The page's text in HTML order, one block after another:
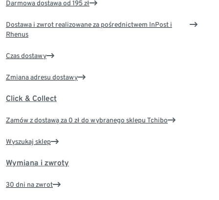
Darmowa dostawa od 195 zł
Dostawa i zwrot realizowane za pośrednictwem InPost i
Rhenus
Czas dostawy
Zmiana adresu dostawy
Click & Collect
Zamów z dostawą za 0 zł do wybranego sklepu Tchibo
Wyszukaj sklep
Wymiana i zwroty
30 dni na zwrot